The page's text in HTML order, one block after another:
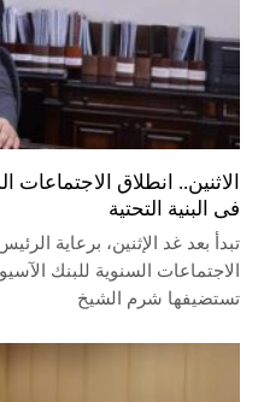
الاثنين.. انطلاق الاجتماعات
فى البنية التحتية
تبدأ بعد غد الإثنين، برعاية
الاجتماعات السنوية للبنك
تستضيفها شرم الشيخ